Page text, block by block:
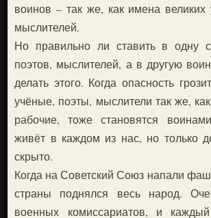
воинов – так же, как имена великих
мыслителей.
Но правильно ли ставить в одну
поэтов, мыслителей, а в другую
делать этого. Когда опасность
учёные, поэты, мыслители так же,
рабочие, тоже становятся
живёт в каждом из нас, но только
скрыто.
Когда на Советский Союз напали
страны поднялся весь народ.
военных комиссариатов, и